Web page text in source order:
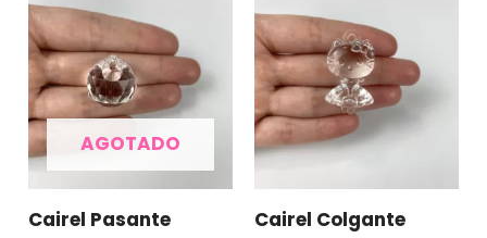
AGOTADO
Cairel Pasante Cairel Colgante